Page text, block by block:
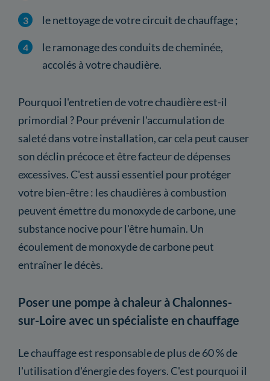
le nettoyage de votre circuit de chauffage ;
le ramonage des conduits de cheminée,
accolés à votre chaudière.
Pourquoi l'entretien de votre chaudière est-il
primordial ? Pour prévenir l'accumulation de
saleté dans votre installation, car cela peut causer
son déclin précoce et être facteur de dépenses
excessives. C'est aussi essentiel pour protéger
votre bien-être : les chaudières à combustion
peuvent émettre du monoxyde de carbone, une
substance nocive pour l'être humain. Un
écoulement de monoxyde de carbone peut
entraîner le décès.
Poser une pompe à chaleur à Chalonnes-
sur-Loire avec un spécialiste en chauffage
Le chauffage est responsable de plus de 60 % de
l'utilisation d'énergie des foyers. C'est pourquoi il